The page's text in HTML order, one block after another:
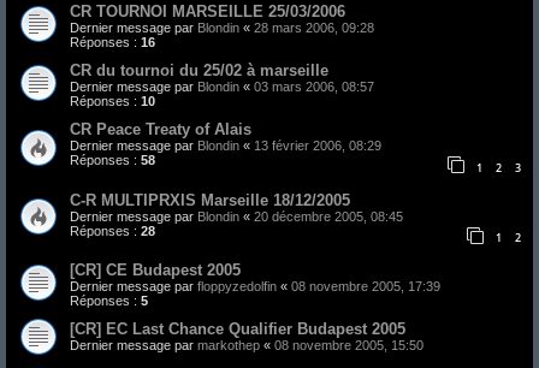
CR TOURNOI MARSEILLE 25/03/2006
Dernier message par Blondin « 28 mars 2006, 09:28
Réponses : 16
CR du tournoi du 25/02 à marseille
Dernier message par Blondin « 03 mars 2006, 08:57
Réponses : 10
CR Peace Treaty of Alais
Dernier message par Blondin « 13 février 2006, 08:29
Réponses : 58 1 2 3
C-R MULTIPRXIS Marseille 18/12/2005
Dernier message par Blondin « 20 décembre 2005, 08:45
Réponses : 28 1 2
[CR] CE Budapest 2005
Dernier message par floppyzedolfin « 08 novembre 2005, 17:39
Réponses : 5
[CR] EC Last Chance Qualifier Budapest 2005
Dernier message par markothep « 08 novembre 2005, 15:50